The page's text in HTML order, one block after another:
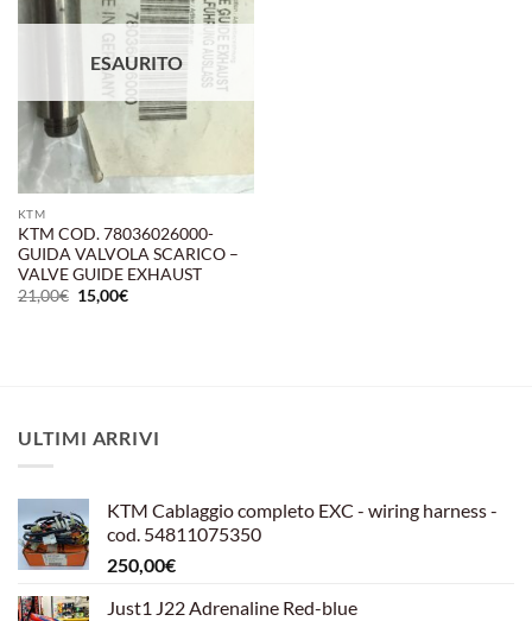
desideri
ESAURITO
KTM
KTM COD. 78036026000-
GUIDA VALVOLA SCARICO –
VALVE GUIDE EXHAUST
21,00€ Il
prezzo
15,00€Il
ULTIMI ARRIVI
KTM Cablaggio completo EXC - wiring harness -
cod. 54811075350
250,00€
Just1 J22 Adrenaline Red-blue